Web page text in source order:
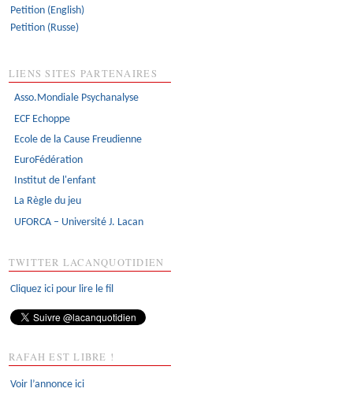
Petition (English)
Petition (Russe)
LIENS SITES PARTENAIRES
Asso.Mondiale Psychanalyse
ECF Echoppe
Ecole de la Cause Freudienne
EuroFédération
Institut de l'enfant
La Règle du jeu
UFORCA – Université J. Lacan
TWITTER LACANQUOTIDIEN
Cliquez ici pour lire le fil
RAFAH EST LIBRE !
Voir l’annonce ici